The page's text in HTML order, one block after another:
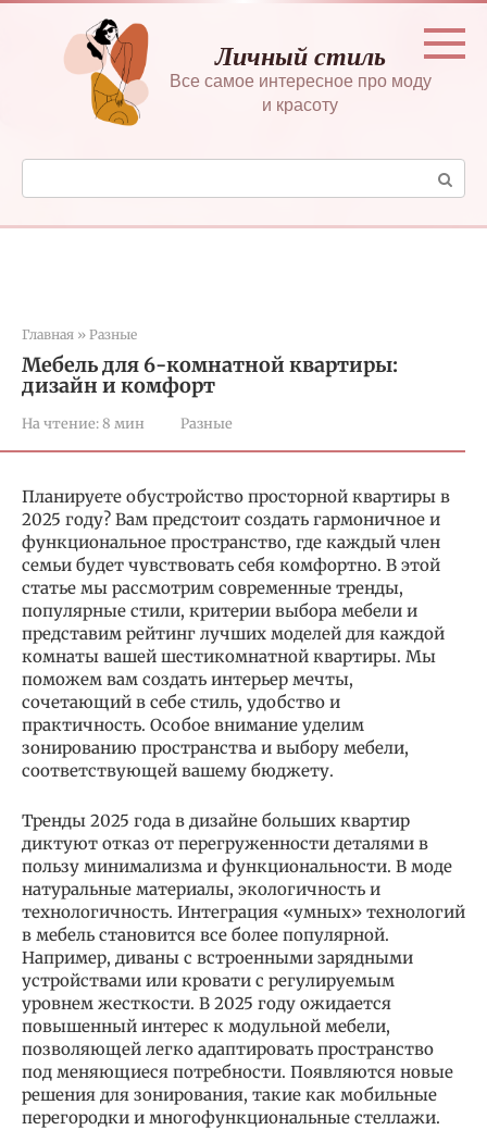
Перейти
контенту
Личный стиль
Все самое интересное про моду
и красоту
Поиск:
Главная » Разные
Мебель для 6-комнатной квартиры:
дизайн и комфорт
На чтение:8 мин Разные
Планируете обустройство просторной квартиры в
2025 году? Вам предстоит создать гармоничное и
функциональное пространство, где каждый член
семьи будет чувствовать себя комфортно. В этой
статье мы рассмотрим современные тренды,
популярные стили, критерии выбора мебели и
представим рейтинг лучших моделей для каждой
комнаты вашей шестикомнатной квартиры. Мы
поможем вам создать интерьер мечты,
сочетающий в себе стиль, удобство и
практичность. Особое внимание уделим
зонированию пространства и выбору мебели,
соответствующей вашему бюджету.
Тренды 2025 года в дизайне больших квартир
диктуют отказ от перегруженности деталями в
пользу минимализма и функциональности. В моде
натуральные материалы, экологичность и
технологичность. Интеграция «умных» технологий
в мебель становится все более популярной.
Например, диваны с встроенными зарядными
устройствами или кровати с регулируемым
уровнем жесткости. В 2025 году ожидается
повышенный интерес к модульной мебели,
позволяющей легко адаптировать пространство
под меняющиеся потребности. Появляются новые
решения для зонирования, такие как мобильные
перегородки и многофункциональные стеллажи.